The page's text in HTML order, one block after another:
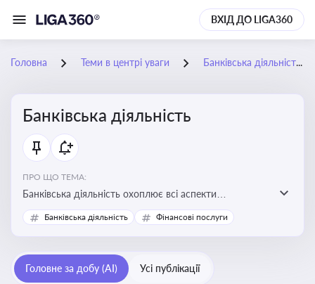
ВХІД ДО LIGA360
Головна Теми в центрі уваги Банківська діяльність
Банківська діяльність
ПРО ЩО ТЕМА:
Банківська діяльність охоплює всі аспекти
регулювання, нагляду та ліцензування банківських
установ
Банківська діяльність Фінансові послуги
Головне за добу (AI) Усі публікації